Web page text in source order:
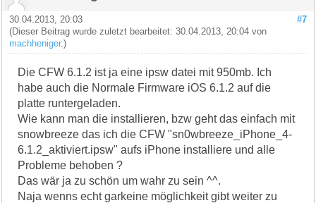
#7
30.04.2013, 20:03
(Dieser Beitrag wurde zuletzt bearbeitet: 30.04.2013, 20:04 von
machheniger.)
Die CFW 6.1.2 ist ja eine ipsw datei mit 950mb. Ich
habe auch die Normale Firmware iOS 6.1.2 auf die
platte runtergeladen.
Wie kann man die installieren, bzw geht das einfach mit
snowbreeze das ich die CFW "sn0wbreeze_iPhone_4-
6.1.2_aktiviert.ipsw" aufs iPhone installiere und alle
Probleme behoben ?
Das wär ja zu schön um wahr zu sein ^^.
Naja wenns echt garkeine möglichkeit gibt weiter zu